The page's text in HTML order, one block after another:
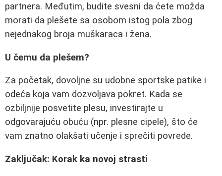
partnera. Međutim, budite svesni da ćete možda
morati da plešete sa osobom istog pola zbog
nejednakog broja muškaraca i žena.
U čemu da plešem?
Za početak, dovoljne su udobne sportske patike i
odeća koja vam dozvoljava pokret. Kada se
ozbiljnije posvetite plesu, investirajte u
odgovarajuću obuću (npr. plesne cipele), što će
vam znatno olakšati učenje i sprečiti povrede.
Zaključak: Korak ka novoj strasti